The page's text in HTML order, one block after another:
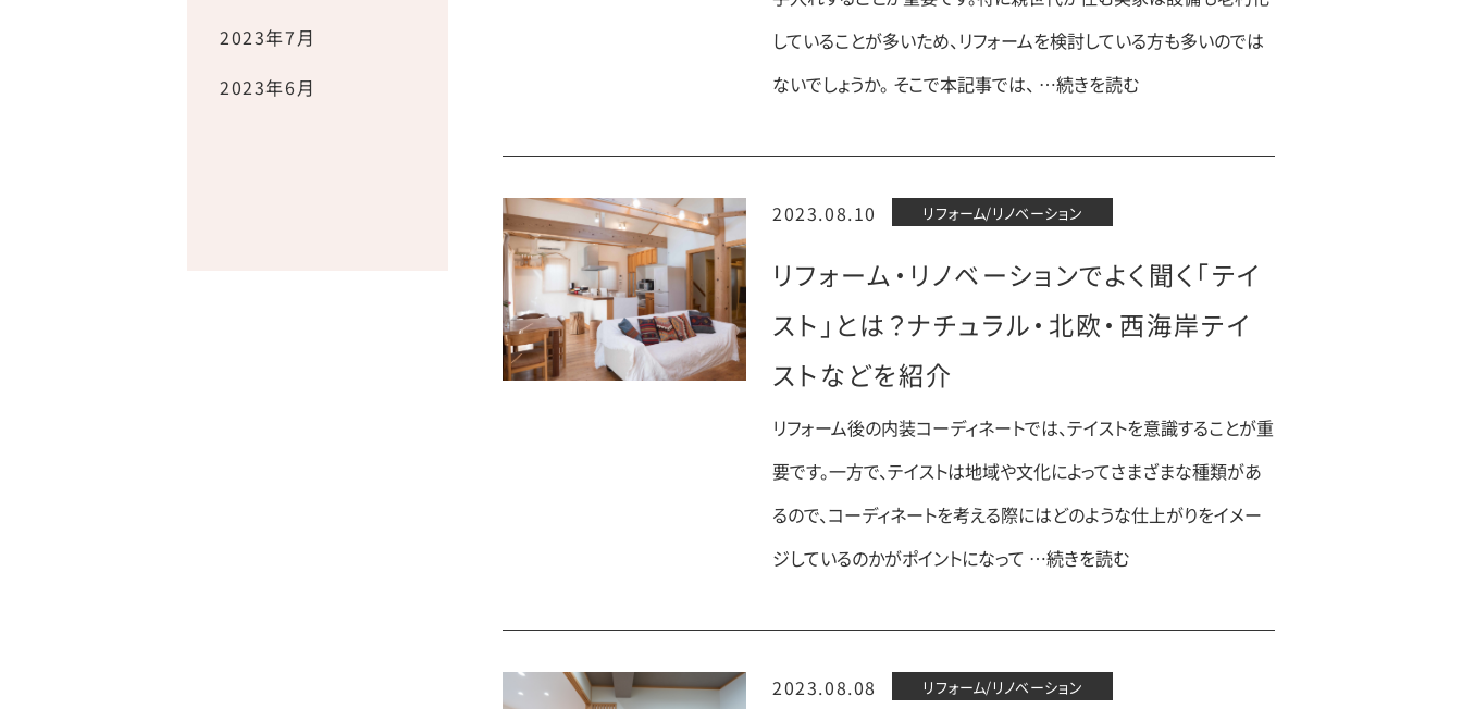
していることが多いため、リフォームを検討している方も多いのでは
ないでしょうか。 そこで本記事では、 …続きを読む
2023.08.10 リフォーム/リノベーション
リフォーム・リノベーションでよく聞く「テイ
スト」とは？ナチュラル・北欧・西海岸テイ
ストなどを紹介
リフォーム後の内装コーディネートでは、テイストを意識することが重
要です。一方で、テイストは地域や文化によってさまざまな種類があ
るので、コーディネートを考える際にはどのような仕上がりをイメー
ジしているのかがポイントになって …続きを読む
2023.08.08 リフォーム/リノベーション
2023年7月
2023年6月